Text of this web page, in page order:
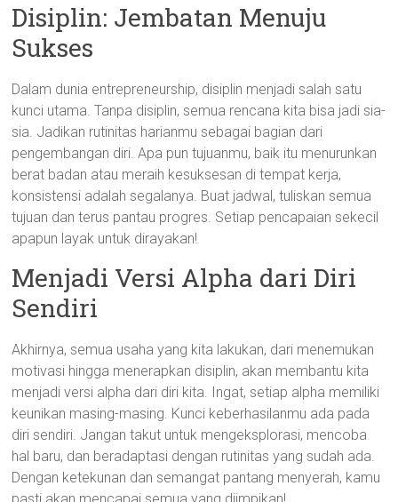
Disiplin: Jembatan Menuju
Sukses
Dalam dunia entrepreneurship, disiplin menjadi salah satu
kunci utama. Tanpa disiplin, semua rencana kita bisa jadi sia-
sia. Jadikan rutinitas harianmu sebagai bagian dari
pengembangan diri. Apa pun tujuanmu, baik itu menurunkan
berat badan atau meraih kesuksesan di tempat kerja,
konsistensi adalah segalanya. Buat jadwal, tuliskan semua
tujuan dan terus pantau progres. Setiap pencapaian sekecil
apapun layak untuk dirayakan!
Menjadi Versi Alpha dari Diri
Sendiri
Akhirnya, semua usaha yang kita lakukan, dari menemukan
motivasi hingga menerapkan disiplin, akan membantu kita
menjadi versi alpha dari diri kita. Ingat, setiap alpha memiliki
keunikan masing-masing. Kunci keberhasilanmu ada pada
diri sendiri. Jangan takut untuk mengeksplorasi, mencoba
hal baru, dan beradaptasi dengan rutinitas yang sudah ada.
Dengan ketekunan dan semangat pantang menyerah, kamu